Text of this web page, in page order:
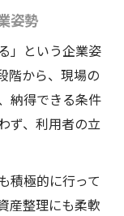
姿勢
」という企業姿
階から、現場の
納得できる条件
ず、利用者の立
積極的に行って
産整理にも柔軟